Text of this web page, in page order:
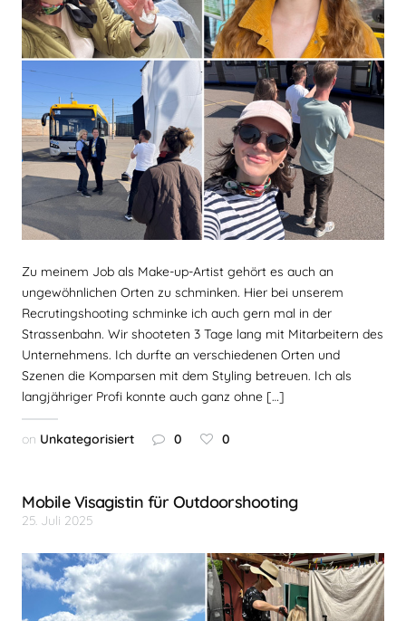
Zu meinem Job als Make-up-Artist gehört es auch an
ungewöhnlichen Orten zu schminken. Hier bei unserem
Recrutingshooting schminke ich auch gern mal in der
Strassenbahn. Wir shooteten 3 Tage lang mit Mitarbeitern des
Unternehmens. Ich durfte an verschiedenen Orten und
Szenen die Komparsen mit dem Styling betreuen. Ich als
langjähriger Profi konnte auch ganz ohne […]
on Unkategorisiert 0 0
Mobile Visagistin für Outdoorshooting
25. Juli 2025